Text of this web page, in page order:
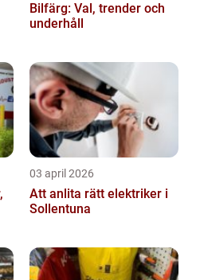
Bilfärg: Val, trender och
underhåll
03 april 2026
Att anlita rätt elektriker i
Sollentuna